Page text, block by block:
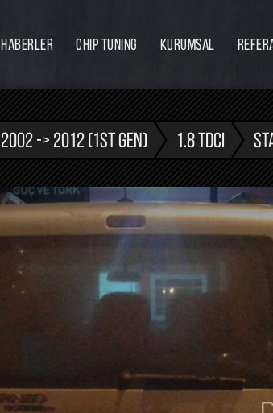
HABERLER CHIP TUNING KURUMSAL
Ekibimiz
Eğitim
İnsan Kaynakları
2002 -> 2012 (1ST GEN) 1.8 TDCI